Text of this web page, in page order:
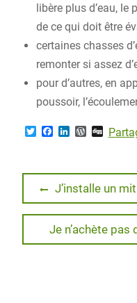
libère plus d’eau, le
de ce qui doit être
certaines chasses
remonter si assez
pour d’autres, en
poussoir,
T
t
e
F
b
o
L
e
d
W
P
r
D
Navigation
de
l’article
Previous
post:
J’installe un
Next
post:
Je n’achète